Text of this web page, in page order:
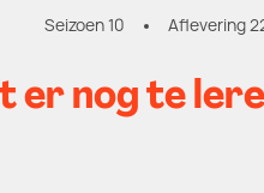
Seizoen 10 Aflevering
er nog te